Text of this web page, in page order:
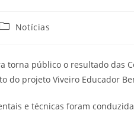
Notícias
torna público o resultado das
do projeto Viveiro Educador
e técnicas foram